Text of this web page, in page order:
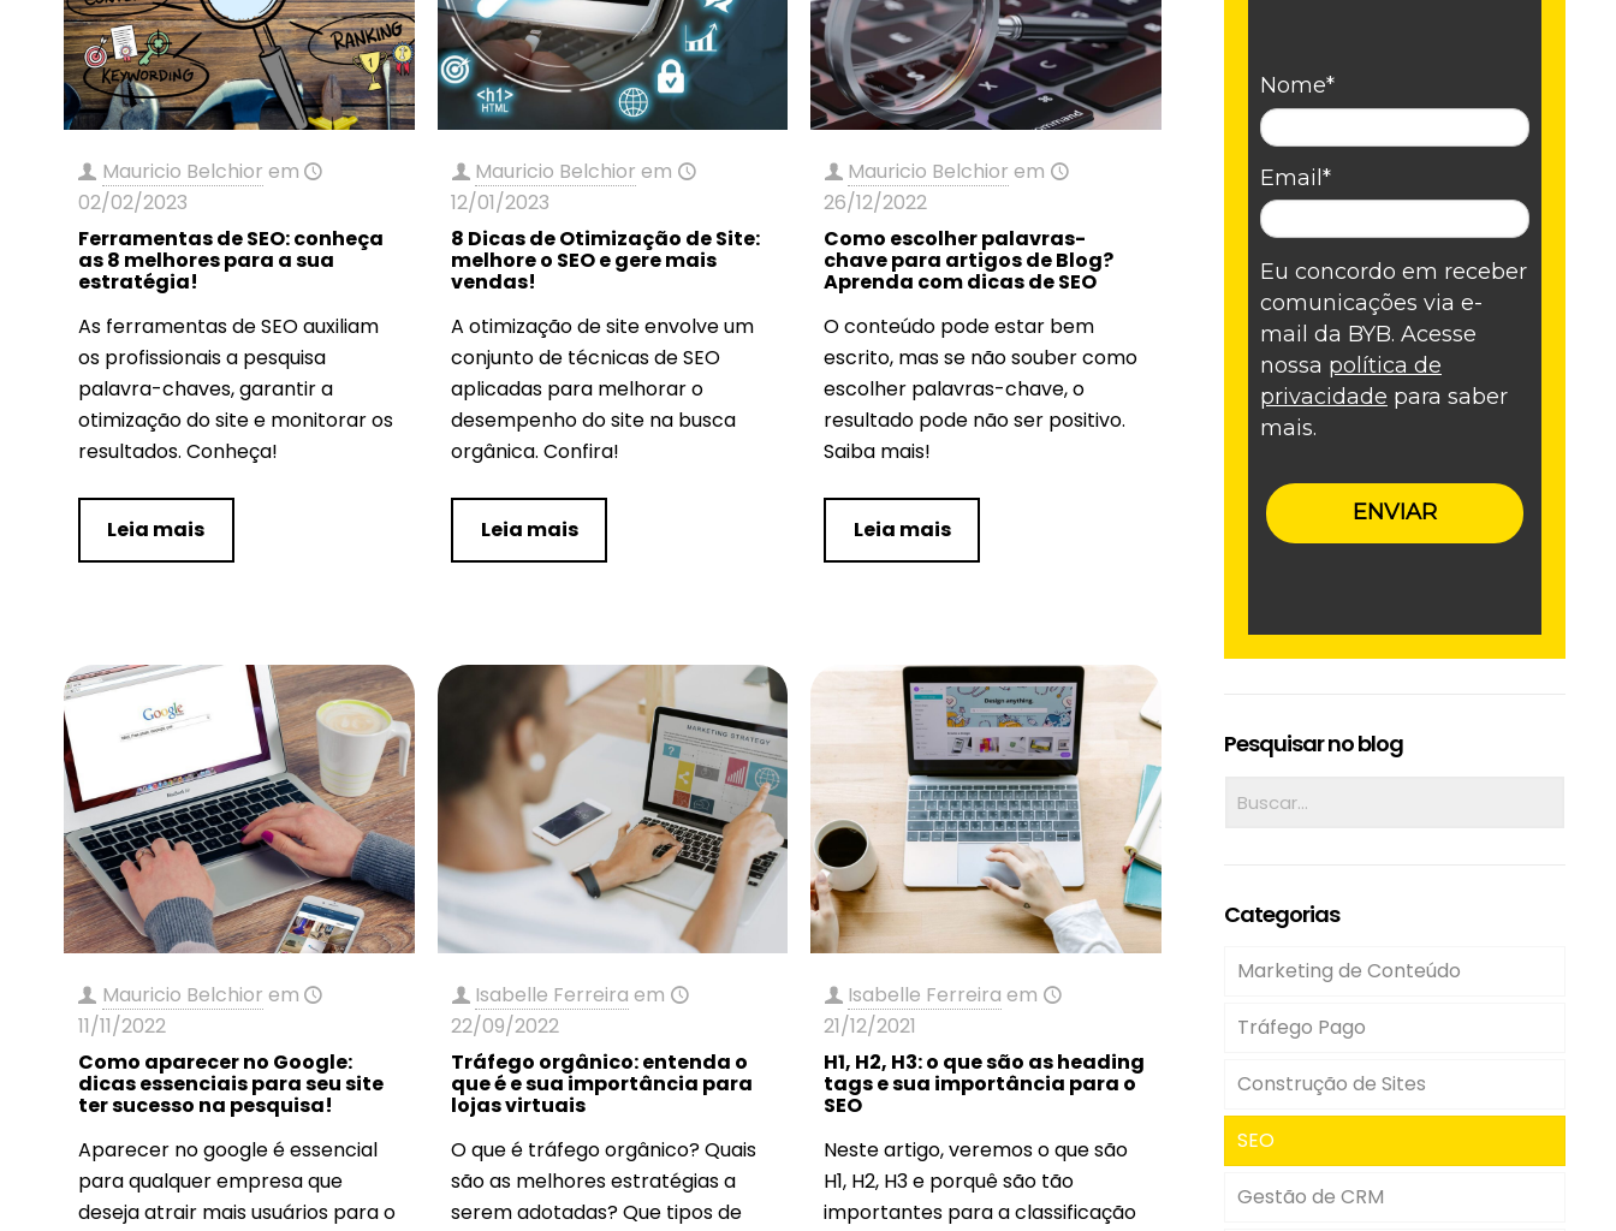
Mauricio Belchior em
02/02/2023
Ferramentas de SEO: conheça
as 8 melhores para a sua
estratégia!
As ferramentas de SEO auxiliam
os profissionais a pesquisa
palavra-chaves, garantir a
otimização do site e monitorar os
resultados. Conheça!
Leia mais
Mauricio Belchior em
12/01/2023
8 Dicas de Otimização de Site:
melhore o SEO e gere mais
vendas!
A otimização de site envolve um
conjunto de técnicas de SEO
aplicadas para melhorar o
desempenho do site na busca
orgânica. Confira!
Leia mais
Mauricio Belchior em
26/12/2022
Como escolher palavras-
chave para artigos de Blog?
Aprenda com dicas de SEO
O conteúdo pode estar bem
escrito, mas se não souber como
escolher palavras-chave, o
resultado pode não ser positivo.
Saiba mais!
Leia mais
Mauricio Belchior em
11/11/2022
Como aparecer no Google:
dicas essenciais para seu site
ter sucesso na pesquisa!
Aparecer no google é essencial
para qualquer empresa que
deseja atrair mais usuários para o
Isabelle Ferreira em
22/09/2022
Tráfego orgânico: entenda o
que é e sua importância para
lojas virtuais
O que é tráfego orgânico? Quais
são as melhores estratégias a
serem adotadas? Que tipos de
Isabelle Ferreira em
21/12/2021
H1, H2, H3: o que são as heading
tags e sua importância para o
SEO
Neste artigo, veremos o que são
H1, H2, H3 e porquê são tão
importantes para a classificação
Nome*
Email*
Eu concordo em receber
comunicações via e-
mail da BYB. Acesse
nossa política de
privacidade para saber
mais.
ENVIAR
Pesquisar no blog
Categorias
Marketing de Conteúdo
Tráfego Pago
Construção de Sites
SEO
Gestão de CRM